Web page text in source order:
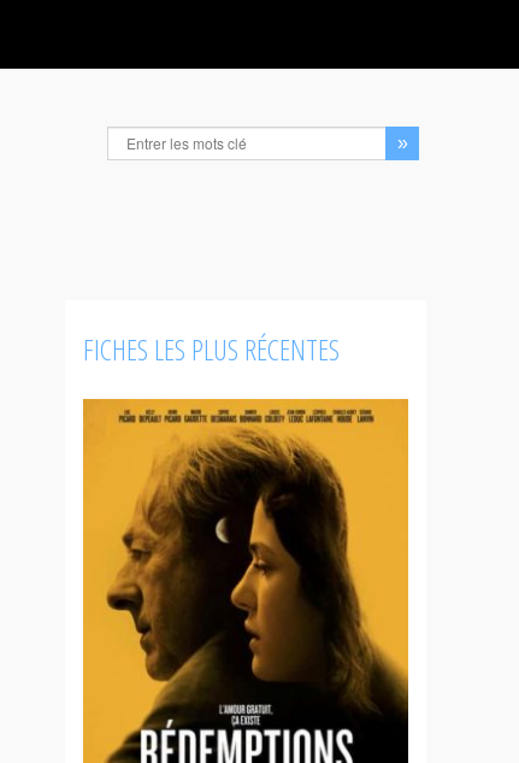
FICHES LES PLUS RÉCENTES